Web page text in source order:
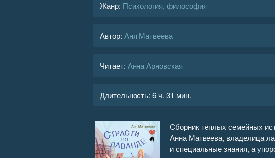
Жанр: Психология, философия
Автор: Аня Матвеева
Читает: Анна Арновская
Длительность: 6 ч. 31 мин.
Сборник тёплых семейных
Анна Матвеева, владелица
и специальные знания, а